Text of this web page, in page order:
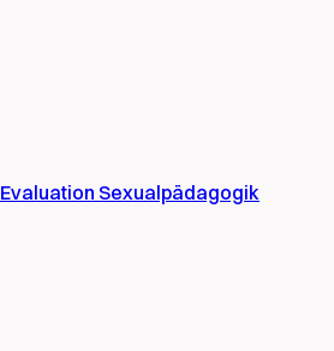
Evaluation Sexualpädagogik